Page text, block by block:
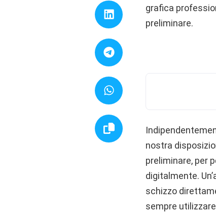
grafica
preliminare.
nostra
preliminare, per
digitalmente.
schizzo
sempre